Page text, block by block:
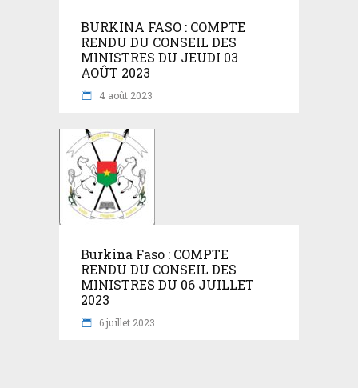
BURKINA FASO : COMPTE
RENDU DU CONSEIL DES
MINISTRES DU JEUDI 03
AOÛT 2023
4 août 2023
Burkina Faso : COMPTE
RENDU DU CONSEIL DES
MINISTRES DU 06 JUILLET
2023
6 juillet 2023